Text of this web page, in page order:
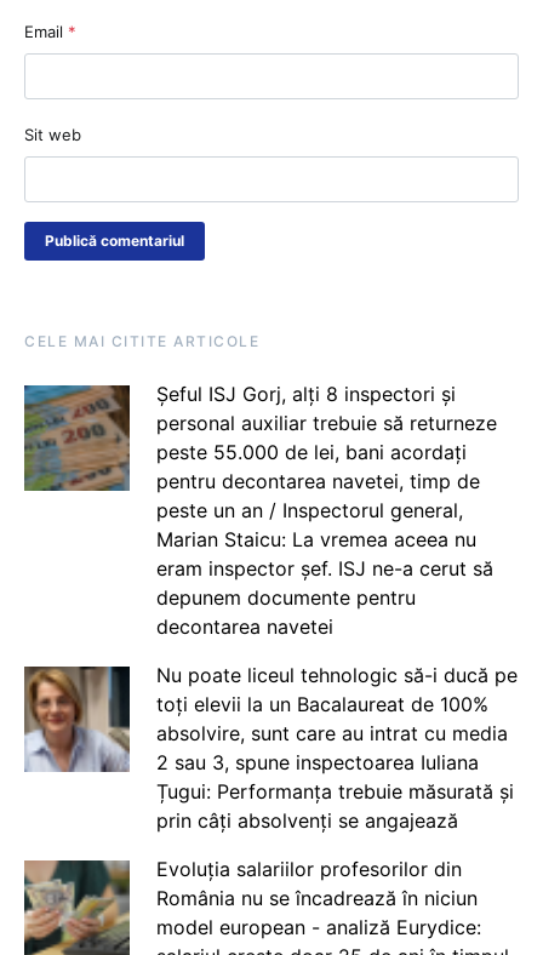
Email *
Sit web
CELE MAI CITITE ARTICOLE
Șeful ISJ Gorj, alți 8 inspectori și
personal auxiliar trebuie să returneze
peste 55.000 de lei, bani acordați
pentru decontarea navetei, timp de
peste un an / Inspectorul general,
Marian Staicu: La vremea aceea nu
eram inspector șef. ISJ ne-a cerut să
depunem documente pentru
decontarea navetei
Nu poate liceul tehnologic să-i ducă pe
toți elevii la un Bacalaureat de 100%
absolvire, sunt care au intrat cu media
2 sau 3, spune inspectoarea Iuliana
Țugui: Performanța trebuie măsurată și
prin câți absolvenți se angajează
Evoluția salariilor profesorilor din
România nu se încadrează în niciun
model european - analiză Eurydice: